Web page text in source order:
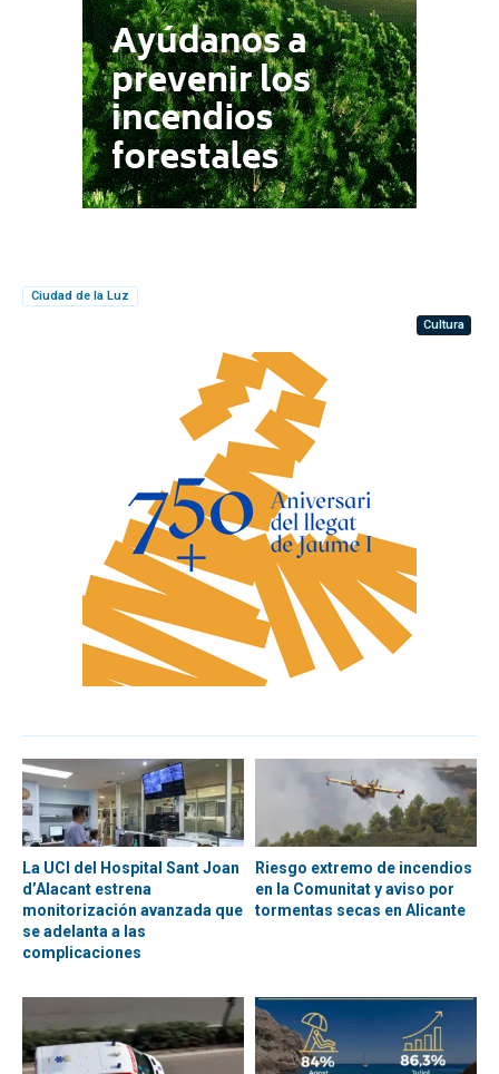
Ciudad de la Luz
Cultura
La UCI del Hospital Sant Joan
d’Alacant estrena
monitorización avanzada que
se adelanta a las
complicaciones
Riesgo extremo de incendios
en la Comunitat y aviso por
tormentas secas en Alicante